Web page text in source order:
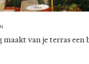
maakt van je terras